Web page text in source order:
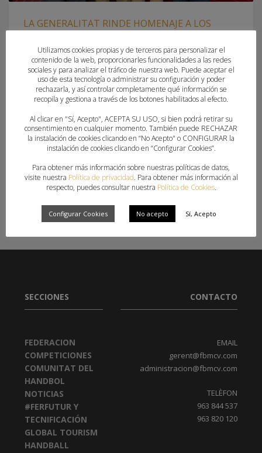
LA GENERALITAT RINDE HOMENAJE A LOS
#COMUNITATDELHANDBOL
JUEVES, 27 JUNIO 2024 PORPAU SAIZ
EL PALAU DE LA GENERALITAT HA ACOGIDO A LOS
DEPORTISTAS QUE REPRESENTARÁN A LA COMUNITAT
VALENCIANA EN LOS PRÓXIMOS JUEGOS DE PARÍS ENTRE LOS
QUE SE ENCONTRABA GEDEÓN GUARDIOLA
PUBLICADO EN
FEDERACION
ETIQUETADO BAJO: GEDEON GUARDIOLA
SECCIONES
FEDERACION
COMPETICIONES
COMUNITAT DEL
HANDBOL
NOTICIAS
#FERFUTUR Y
TECNIFICACIÓN
GLOBAL TOURISM
HANDBALL
CONTACTO
EMAIL
gerent@fbmcv.com
administracion@fbmcv.com
TELÈFON
963 844 537
963 820 120
Utilizamos cookies propias y de terceros para personalizar el
contenido de la web, proporcionarles funcionalidades a las redes
sociales y para analizar el tráfico de nuestra web. Puede aceptar el
uso de esta tecnología o administrar su configuración y poder
rechazarla, y así controlar completamente qué información se
recopila y gestiona a través de los botones habilitados al efecto.
Al clicar en "Sí, Acepto", ACEPTA SU USO, si bien podrá retirar su
consentimiento en cualquier momento. También puede RECHAZAR
la instalación de cookies clicando en “No Acepto" o CONFIGURAR la
instalación de cookies clicando en “Configurar Cookies”.
Para obtener más información sobre nuestras políticas de datos,
visite nuestra Política de privacidad. Para obtener más información al
respecto, puedes consultar nuestra Política de Cookies.
Configurar Cookies No acepto Sí, Acepto